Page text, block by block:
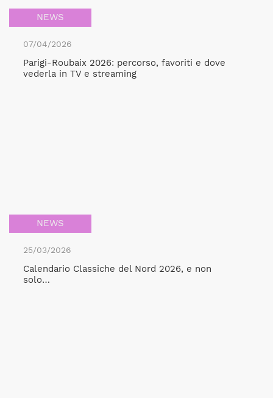
NEWS
07/04/2026
Parigi-Roubaix 2026: percorso, favoriti e dove
vederla in TV e streaming
NEWS
25/03/2026
Calendario Classiche del Nord 2026, e non
solo…